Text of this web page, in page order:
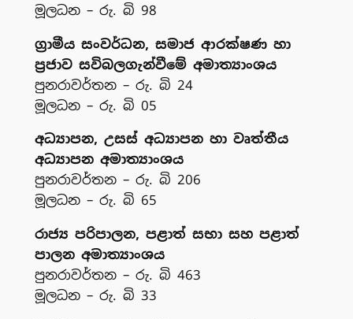
මූලධන – රු. බි 98
ග්‍රාමීය සංවර්ධන, සමාජ ආරක්ෂණ හා
ප්‍රජාව සවිබලගැන්වීමේ අමාත්‍යාංශය
පුනරාවර්තන – රු. බි 24
මූලධන – රු. බි 05
අධ්‍යාපන, උසස් අධ්‍යාපන හා වෘත්තීය
අධ්‍යාපන අමාත්‍යාංශය
පුනරාවර්තන – රු. බි 206
මූලධන – රු. බි 65
රාජ්‍ය පරිපාලන, පළාත් සභා සහ පළාත්
පාලන අමාත්‍යාංශය
පුනරාවර්තන – රු. බි 463
මූලධන – රු. බි 33